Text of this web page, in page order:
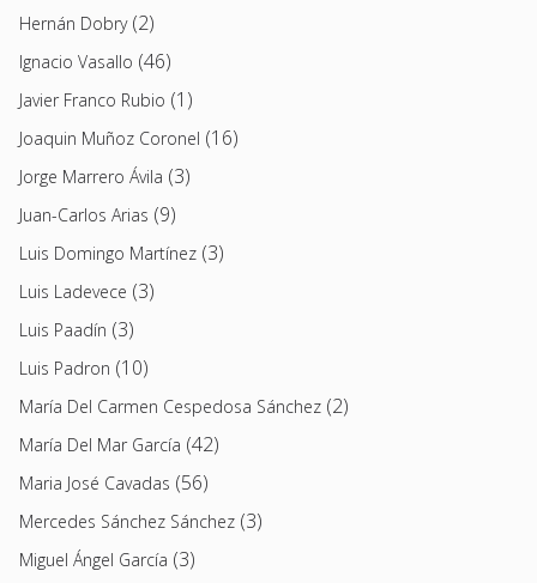
Hernán Dobry(2)
Ignacio Vasallo (46)
Javier Franco Rubio (1)
Joaquin Muñoz Coronel (16)
Jorge Marrero Ávila (3)
Juan-Carlos Arias (9)
Luis Domingo Martínez (3)
Luis Ladevece (3)
Luis Paadín (3)
Luis Padron (10)
María Del Carmen Cespedosa Sánchez (2)
María Del Mar García (42)
Maria José Cavadas (56)
Mercedes Sánchez Sánchez (3)
Miguel Ángel García (3)